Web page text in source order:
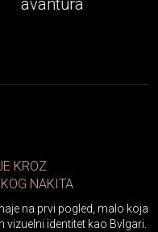
KROZ
NAKITA
na prvi pogled, malo koja
vizuelni identitet kao Bvlgari.